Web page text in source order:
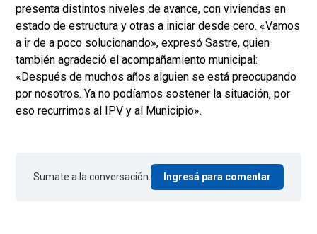
presenta distintos niveles de avance, con viviendas en
estado de estructura y otras a iniciar desde cero. «Vamos
a ir de a poco solucionando», expresó Sastre, quien
también agradeció el acompañamiento municipal:
«Después de muchos años alguien se está preocupando
por nosotros. Ya no podíamos sostener la situación, por
eso recurrimos al IPV y al Municipio».
Sumate a la conversación. Ingresá para comentar